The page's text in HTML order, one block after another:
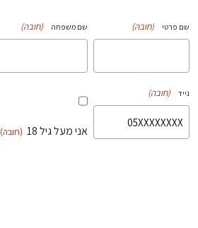
שם פרטי (חובה) שם משפחה (חובה)
נייד (חובה)
(חובה)
אני מעל גיל 18 (חובה)